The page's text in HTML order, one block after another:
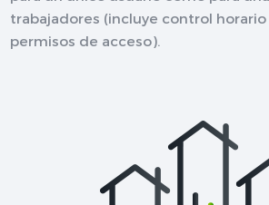
trabajadores (incluye control
permisos de acceso).